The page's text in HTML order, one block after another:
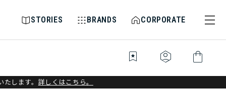
STORIES BRANDS CORPORATE
bookmark_star identity_platform shopping_bag
します。 詳しくはこちら。